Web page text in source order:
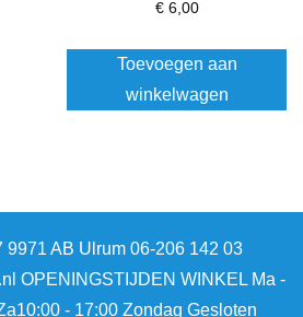
€6,00
Toevoegen aan
winkelwagen
9971 AB Ulrum 06-206 142 03
OPENINGSTIJDEN WINKEL Ma -
- 17:00 Zondag Gesloten